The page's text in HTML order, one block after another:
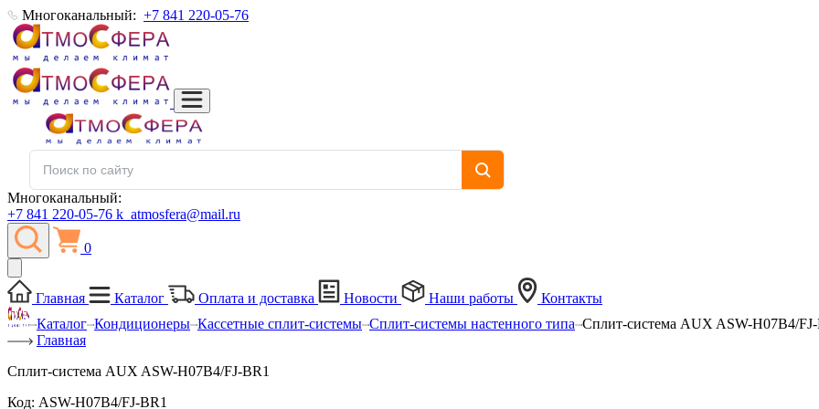
Многоканальный: +7 841 220-05-76
Многоканальный:
+7 841 220-05-76 k_atmosfera@mail.ru
0
Главная Каталог Оплата и доставка Новости Наши работы
Контакты
Каталог Кондиционеры Кассетные сплит-системы Сплит-системы настенного типа Сплит-система AUX ASW-H07B4/
Главная
Сплит-система AUX ASW-H07B4/FJ-BR1
Код: ASW-H07B4/FJ-BR1